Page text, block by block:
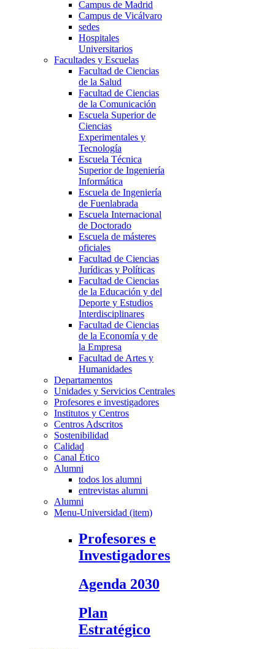
Campus de Madrid
Campus de Vicálvaro
sedes
Hospitales
Universitarios
Facultades y Escuelas
Facultad de Ciencias
de la Salud
Facultad de Ciencias
de la Comunicación
Escuela Superior de
Ciencias
Experimentales y
Tecnología
Escuela Técnica
Superior de Ingeniería
Informática
Escuela de Ingeniería
de Fuenlabrada
Escuela Internacional
de Doctorado
Escuela de másteres
oficiales
Facultad de Ciencias
Jurídicas y Políticas
Facultad de Ciencias
de la Educación y del
Deporte y Estudios
Interdisciplinares
Facultad de Ciencias
de la Economía y de
la Empresa
Facultad de Artes y
Humanidades
Departamentos
Unidades y Servicios Centrales
Profesores e investigadores
Institutos y Centros
Centros Adscritos
Sostenibilidad
Calidad
Canal Ético
Alumni
todos los alumni
entrevistas alumni
Alumni
Menu-Universidad (item)
Profesores e
Investigadores
Agenda 2030
Plan
Estratégico